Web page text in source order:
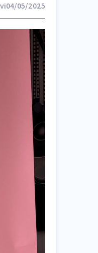
04/05/2025